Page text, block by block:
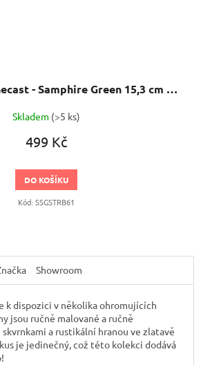
CHURCHILL Stonecast - Samphire Green 15,3 cm Miska ve tvaru trojúhelníku
Skladem (>5 ks)
499 Kč
DO KOŠÍKU
Kód: SSGSTRB61
Showroom
k dispozici v několika ohromujících
jsou ručně malované a ručně
a rustikální hranou ve zlatavě
je jedinečný, což této kolekci dodává